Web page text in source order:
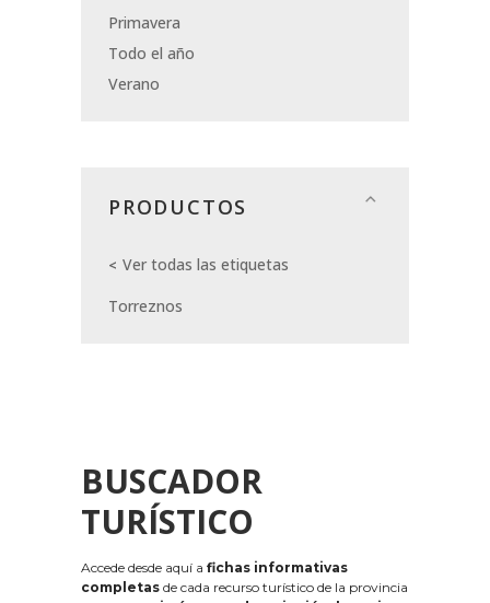
Primavera
Todo el año
Verano
PRODUCTOS
Ver todas las etiquetas
Torreznos
BUSCADOR
TURÍSTICO
Accede desde aquí a fichas informativas
completas de cada recurso turístico de la provincia